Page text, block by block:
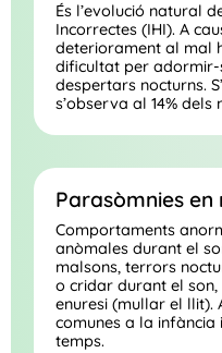
És l’evolució natural
Incorrectes (IHI). A
deteriorament al mal
dificultat per adormir-
despertars nocturns.
s’observa al 14% dels
Parasòmnies en
Comportaments
anòmales durant el
malsons, terrors
o cridar durant el
enuresi (mullar el llit).
comunes a la infància
temps.